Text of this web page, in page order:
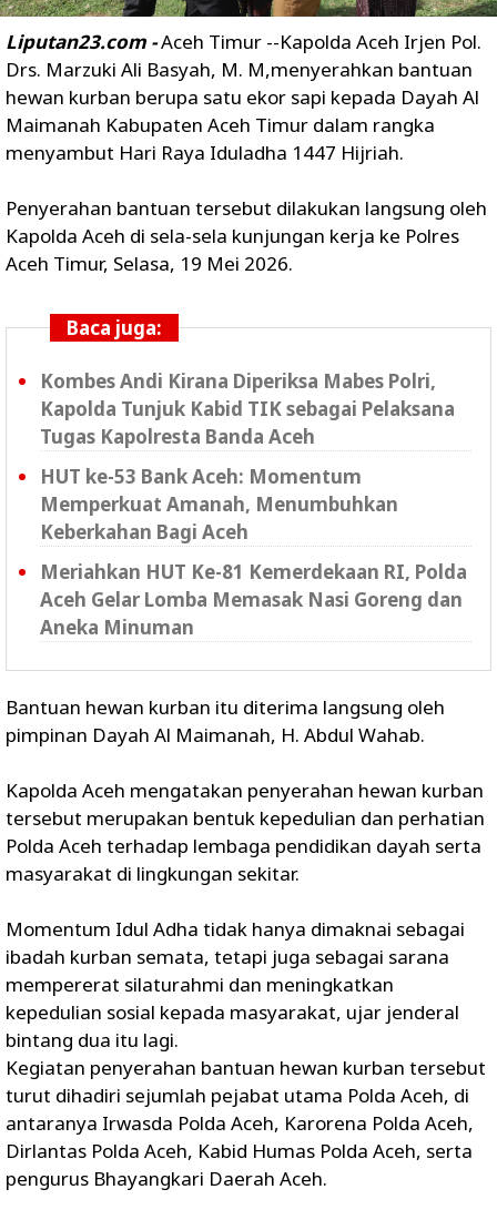
Liputan23.com -Aceh Timur --Kapolda Aceh Irjen Pol.
Drs. Marzuki Ali Basyah, M. M,menyerahkan bantuan
hewan kurban berupa satu ekor sapi kepada Dayah Al
Maimanah Kabupaten Aceh Timur dalam rangka
menyambut Hari Raya Iduladha 1447 Hijriah.
Penyerahan bantuan tersebut dilakukan langsung oleh
Kapolda Aceh di sela-sela kunjungan kerja ke Polres
Aceh Timur, Selasa, 19 Mei 2026.
Baca juga:
Kombes Andi Kirana Diperiksa Mabes Polri,
Kapolda Tunjuk Kabid TIK sebagai Pelaksana
Tugas Kapolresta Banda Aceh
HUT ke-53 Bank Aceh: Momentum
Memperkuat Amanah, Menumbuhkan
Keberkahan Bagi Aceh
Meriahkan HUT Ke-81 Kemerdekaan RI, Polda
Aceh Gelar Lomba Memasak Nasi Goreng dan
Aneka Minuman
Bantuan hewan kurban itu diterima langsung oleh
pimpinan Dayah Al Maimanah, H. Abdul Wahab.
Kapolda Aceh mengatakan penyerahan hewan kurban
tersebut merupakan bentuk kepedulian dan perhatian
Polda Aceh terhadap lembaga pendidikan dayah serta
masyarakat di lingkungan sekitar.
Momentum Idul Adha tidak hanya dimaknai sebagai
ibadah kurban semata, tetapi juga sebagai sarana
mempererat silaturahmi dan meningkatkan
kepedulian sosial kepada masyarakat, ujar jenderal
bintang dua itu lagi.
Kegiatan penyerahan bantuan hewan kurban tersebut
turut dihadiri sejumlah pejabat utama Polda Aceh, di
antaranya Irwasda Polda Aceh, Karorena Polda Aceh,
Dirlantas Polda Aceh, Kabid Humas Polda Aceh, serta
pengurus Bhayangkari Daerah Aceh.